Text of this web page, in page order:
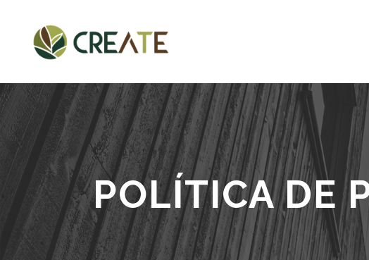
POLÍTICA DE